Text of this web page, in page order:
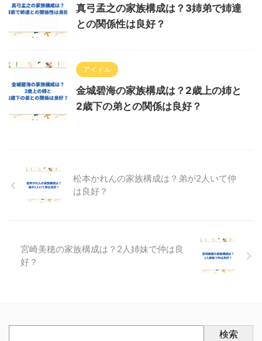
真弓孟之の家族構成は？3姉弟で姉達
との関係性は良好？
アイドル
金城碧海の家族構成は？2歳上の姉と
2歳下の弟との関係は良好？
松本かれんの家族構成は？弟が2人いて仲
は良好？
宮崎美穂の家族構成は？2人姉妹で仲は良
好？
検索